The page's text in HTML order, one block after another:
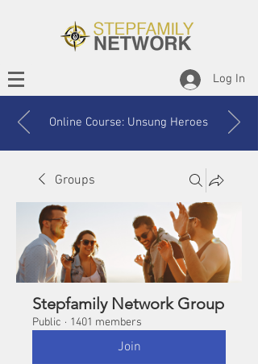
Log In
Online Course: Unsung Heroes
Groups
Stepfamily Network Group
Public · 1401 members
Join